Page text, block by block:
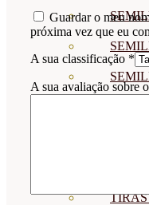
Guardar o meu
próxima vez que eu
A sua classificação *
A sua avaliação sobre